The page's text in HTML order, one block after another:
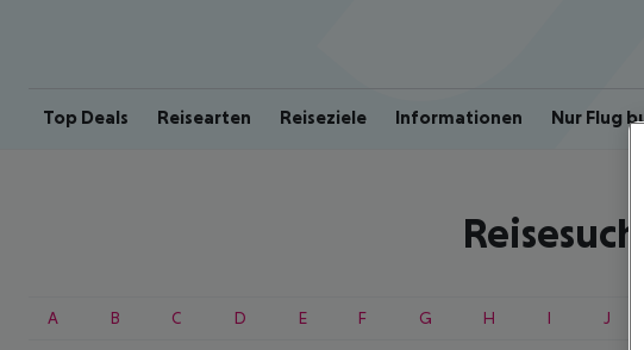
Top Deals Reisearten Reiseziele Informationen Nur Flug
A B C D E F G H I J